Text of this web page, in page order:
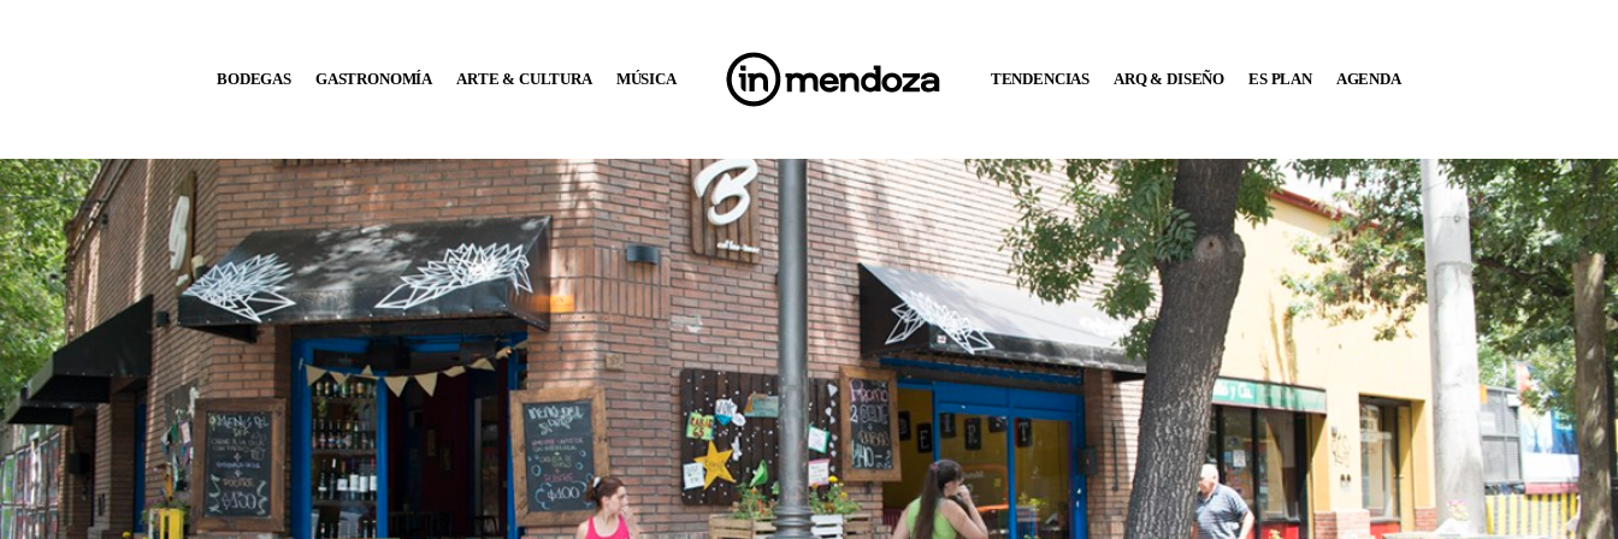
BODEGAS GASTRONOMÍA ARTE & CULTURA MÚSICA TENDENCIAS ARQ & DISEÑO ES PLAN AGENDA
MÚSICA
DÓNDE IR
TENDENCIAS
ARQ & DISEÑO
AGENDA